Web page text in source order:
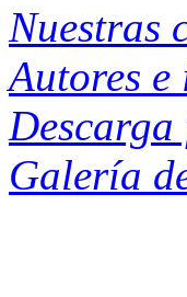
Nuestras
Autores
Galería